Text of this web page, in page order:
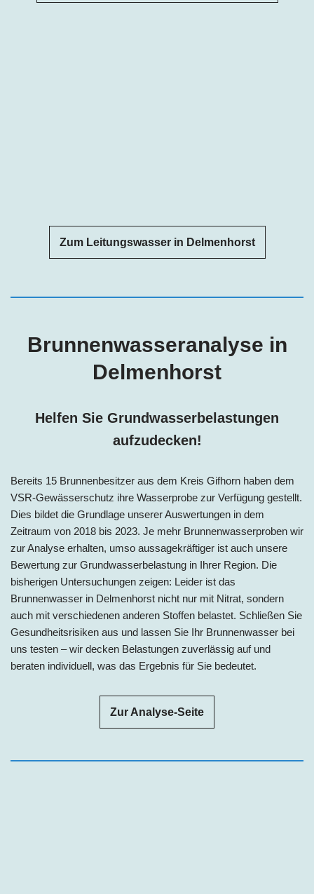
Zum Leitungswasser in Delmenhorst
Brunnenwasseranalyse in
Delmenhorst
Helfen Sie Grundwasserbelastungen
aufzudecken!
Bereits 15 Brunnenbesitzer aus dem Kreis Gifhorn haben dem
VSR-Gewässerschutz ihre Wasserprobe zur Verfügung gestellt.
Dies bildet die Grundlage unserer Auswertungen in dem
Zeitraum von 2018 bis 2023. Je mehr Brunnenwasserproben wir
zur Analyse erhalten, umso aussagekräftiger ist auch unsere
Bewertung zur Grundwasserbelastung in Ihrer Region. Die
bisherigen Untersuchungen zeigen: Leider ist das
Brunnenwasser in Delmenhorst nicht nur mit Nitrat, sondern
auch mit verschiedenen anderen Stoffen belastet. Schließen Sie
Gesundheitsrisiken aus und lassen Sie Ihr Brunnenwasser bei
uns testen – wir decken Belastungen zuverlässig auf und
beraten individuell, was das Ergebnis für Sie bedeutet.
Zur Analyse-Seite